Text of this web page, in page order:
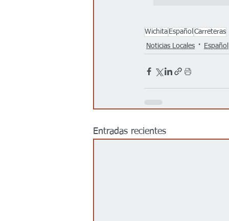
Wichita Español Carreteras
Noticias Locales
Español
Entradas recientes